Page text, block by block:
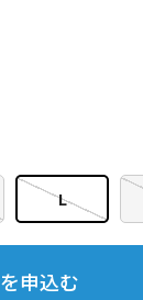
L
申込む